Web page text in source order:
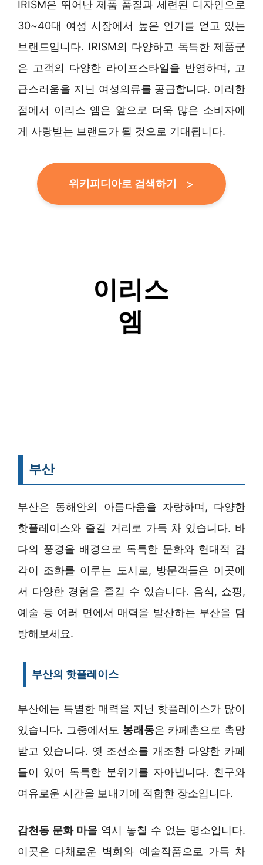
IRISM은 뛰어난 제품 품질과 세련된 디자인으로
30~40대 여성 시장에서 높은 인기를 얻고 있는
브랜드입니다. IRISM의 다양하고 독특한 제품군
은 고객의 다양한 라이프스타일을 반영하며, 고
급스러움을 지닌 여성의류를 공급합니다. 이러한
점에서 이리스 엠은 앞으로 더욱 많은 소비자에
게 사랑받는 브랜드가 될 것으로 기대됩니다.
위키피디아로 검색하기
부산
부산은 동해안의 아름다움을 자랑하며, 다양한
핫플레이스와 즐길 거리로 가득 차 있습니다. 바
다의 풍경을 배경으로 독특한 문화와 현대적 감
각이 조화를 이루는 도시로, 방문객들은 이곳에
서 다양한 경험을 즐길 수 있습니다. 음식, 쇼핑,
예술 등 여러 면에서 매력을 발산하는 부산을 탐
방해보세요.
부산의 핫플레이스
부산에는 특별한 매력을 지닌 핫플레이스가 많이
있습니다. 그중에서도 봉래동은 카페촌으로 촉망
받고 있습니다. 옛 조선소를 개조한 다양한 카페
들이 있어 독특한 분위기를 자아냅니다. 친구와
여유로운 시간을 보내기에 적합한 장소입니다.
감천동 문화 마을 역시 놓칠 수 없는 명소입니다.
이곳은 다채로운 벽화와 예술작품으로 가득 차